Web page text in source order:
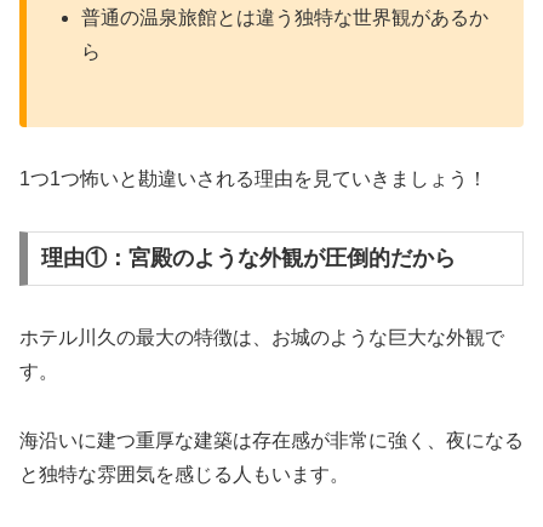
普通の温泉旅館とは違う独特な世界観があるか
ら
1つ1つ怖いと勘違いされる理由を見ていきましょう！
理由①：宮殿のような外観が圧倒的だから
ホテル川久の最大の特徴は、お城のような巨大な外観で
す。
海沿いに建つ重厚な建築は存在感が非常に強く、夜になる
と独特な雰囲気を感じる人もいます。